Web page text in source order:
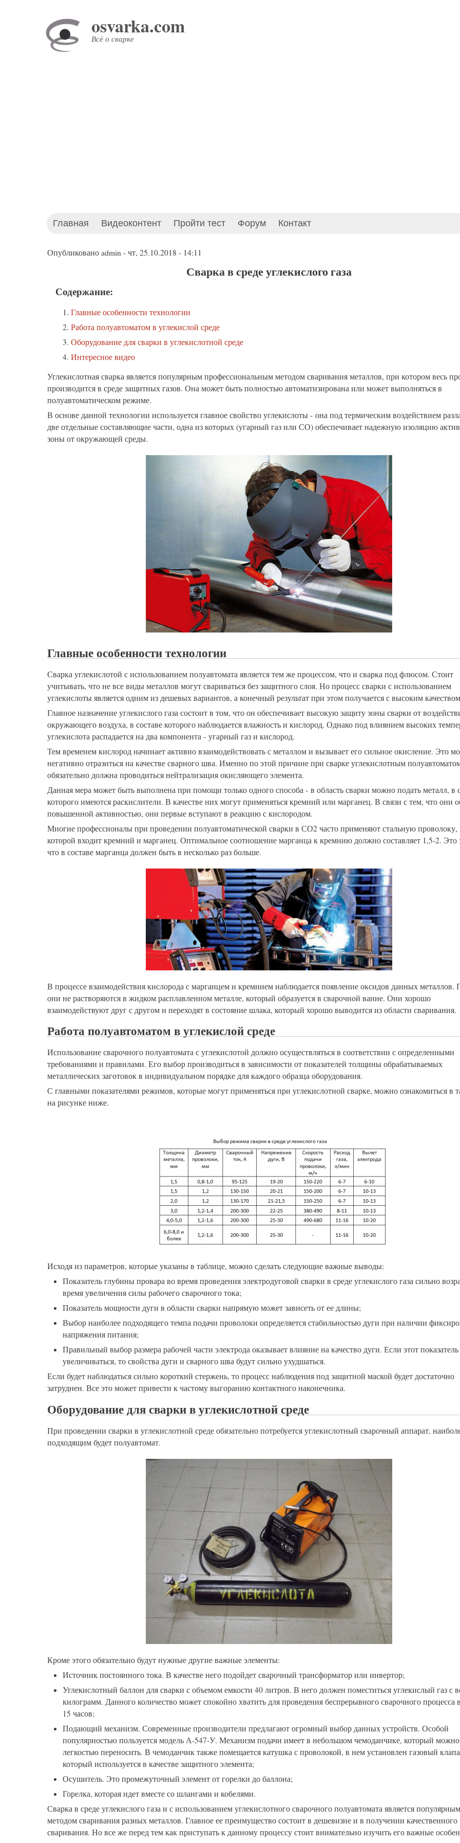
osvarka.com
Всё о сварке
Основное
Главная Видеоконтент Пройти тест Форум Контакт
Опубликованоadmin -чт, 25.10.2018 - 14:11
Сварка в среде углекислого газа
Содержание:
Главные особенности технологии
Работа полуавтоматом в углекислой среде
Оборудование для сварки в углекислотной среде
Интересное видео
Углекислотная сварка является популярным профессиональным методом сваривания металлов, при котором весь
производится в среде защитных газов. Она может быть полностью автоматизирована или может выполняться в
полуавтоматическом режиме.
В основе данной технологии используется главное свойство углекислоты - она под термическим воздействием
две отдельные составляющие части, одна из которых (угарный газ или СО) обеспечивает надежную изоляцию
зоны от окружающей среды.
Главные особенности технологии
Сварка углекислотой с использованием полуавтомата является тем же процессом, что и сварка под флюсом. Стоит
учитывать, что не все виды металлов могут свариваться без защитного слоя. Но процесс сварки с использованием
углекислоты является одним из дешевых вариантов, а конечный результат при этом получается с высоким
Главное назначение углекислого газа состоит в том, что он обеспечивает высокую защиту зоны сварки от
окружающего воздуха, в составе которого наблюдается влажность и кислород. Однако под влиянием высоких
углекислота распадается на два компонента - угарный газ и кислород.
Тем временем кислород начинает активно взаимодействовать с металлом и вызывает его сильное окисление. Это
негативно отразиться на качестве сварного шва. Именно по этой причине при сварке углекислотным
обязательно должна проводиться нейтрализация окисляющего элемента.
Данная мера может быть выполнена при помощи только одного способа - в область сварки можно подать металл, в
которого имеются раскислители. В качестве них могут применяться кремний или марганец. В связи с тем, что они
повышенной активностью, они первые вступают в реакцию с кислородом.
Многие профессионалы при проведении полуавтоматической сварки в СО2 часто применяют стальную проволоку,
которой входит кремний и марганец. Оптимальное соотношение марганца к кремнию должно составляет 1,5-2. Это
что в составе марганца должен быть в несколько раз больше.
В процессе взаимодействия кислорода с марганцем и кремнием наблюдается появление оксидов данных металлов.
они не растворяются в жидком расплавленном металле, который образуется в сварочной ванне. Они хорошо
взаимодействуют друг с другом и переходят в состояние шлака, который хорошо выводится из области сваривания.
Работа полуавтоматом в углекислой среде
Использование сварочного полуавтомата с углекислотой должно осуществляться в соответствии с определенными
требованиями и правилами. Его выбор производиться в зависимости от показателей толщины обрабатываемых
металлических заготовок в индивидуальном порядке для каждого образца оборудования.
С главными показателями режимов, которые могут применяться при углекислотной сварке, можно ознакомиться в
на рисунке ниже.
Исходя из параметров, которые указаны в таблице, можно сделать следующие важные выводы:
Показатель глубины провара во время проведения электродуговой сварки в среде углекислого газа сильно
время увеличения силы рабочего сварочного тока;
Показатель мощности дуги в области сварки напрямую может зависеть от ее длины;
Выбор наиболее подходящего темпа подачи проволоки определяется стабильностью дуги при наличии
напряжения питания;
Правильный выбор размера рабочей части электрода оказывает влияние на качество дуги. Если этот показатель
увеличиваться, то свойства дуги и сварного шва будут сильно ухудшаться.
Если будет наблюдаться сильно короткий стержень, то процесс наблюдения под защитной маской будет достаточно
затруднен. Все это может привести к частому выгоранию контактного наконечника.
Оборудование для сварки в углекислотной среде
При проведении сварки в углекислотной среде обязательно потребуется углекислотный сварочный аппарат,
подходящим будет полуавтомат.
Кроме этого обязательно будут нужные другие важные элементы:
Источник постоянного тока. В качестве него подойдет сварочный трансформатор или инвертор;
Углекислотный баллон для сварки с объемом емкости 40 литров. В него должен поместиться углекислый газ с
килограмм. Данного количество может спокойно хватить для проведения беспрерывного сварочного процесса
15 часов;
Подающий механизм. Современные производители предлагают огромный выбор данных устройств. Особой
популярностью пользуется модель А-547-У. Механизм подачи имеет в небольшом чемоданчике, который
легкостью переносить. В чемоданчик также помещается катушка с проволокой, в нем установлен газовый
который используется в качестве защитного элемента;
Осушитель. Это промежуточный элемент от горелки до баллона;
Горелка, которая идет вместе со шлангами и кобелями.
Сварка в среде углекислого газа и с использованием углекислотного сварочного полуавтомата является
методом сваривания разных металлов. Главное ее преимущество состоит в дешевизне и в получении качественного
сваривания. Но все же перед тем как приступать к данному процессу стоит внимательно изучить его важные